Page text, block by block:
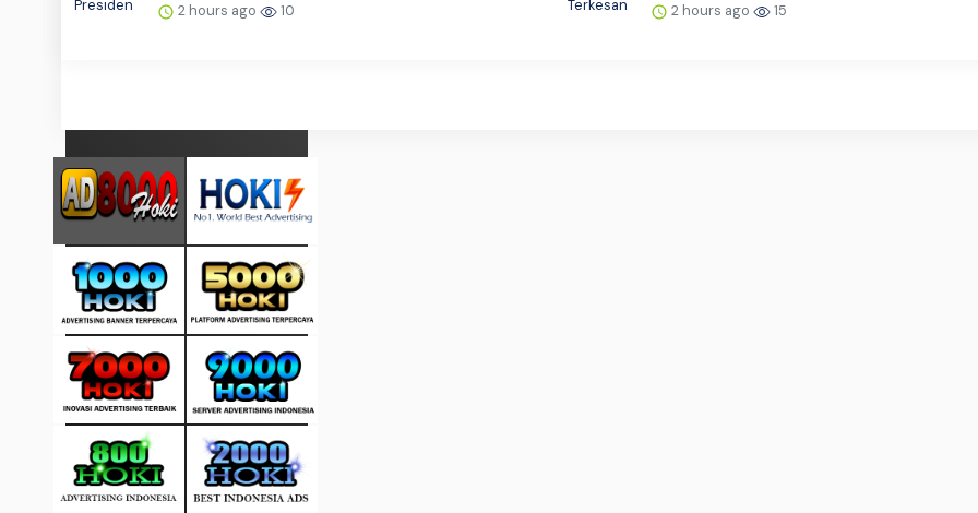
2 hours ago 10 2 hours ago 15